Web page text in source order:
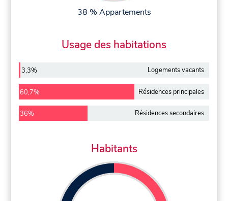
38 % Appartements
Usage des habitations
3,3% Logements vacants
60,7% Résidences principales
36% Résidences secondaires
Habitants